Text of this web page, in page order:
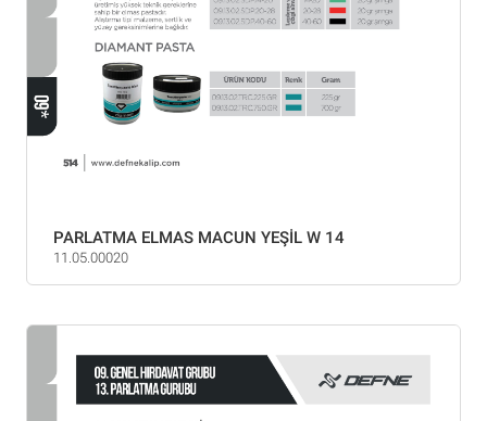
PARLATMA ELMAS MACUN YEŞİL W 14
11.05.00020